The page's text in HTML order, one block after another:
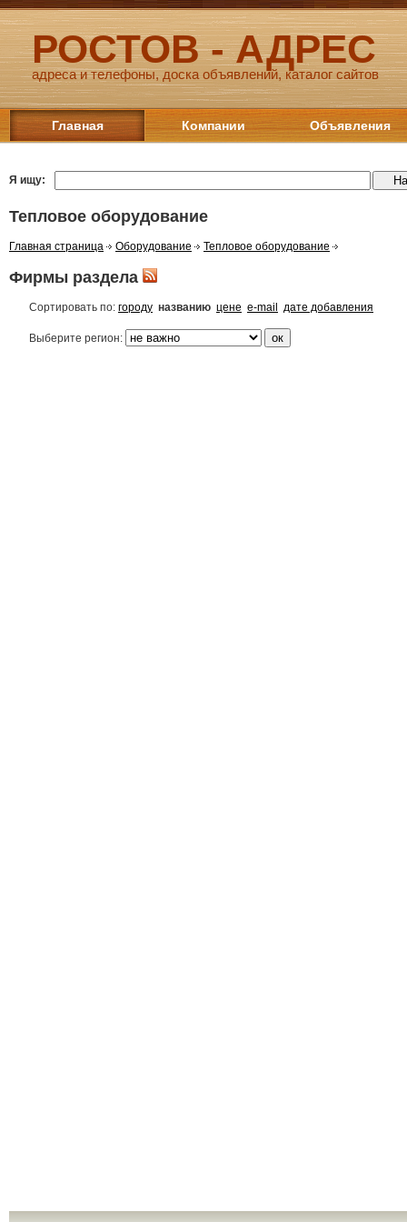
РОСТОВ - АДРЕС
адреса и телефоны, доска объявлений, каталог сайтов
Главная Компании Объявления
Я ищу:
Тепловое оборудование
Главная страница Оборудование Тепловое оборудование
Фирмы раздела
Сортировать по: городу названию цене e-mail дате добавления
Выберите регион: